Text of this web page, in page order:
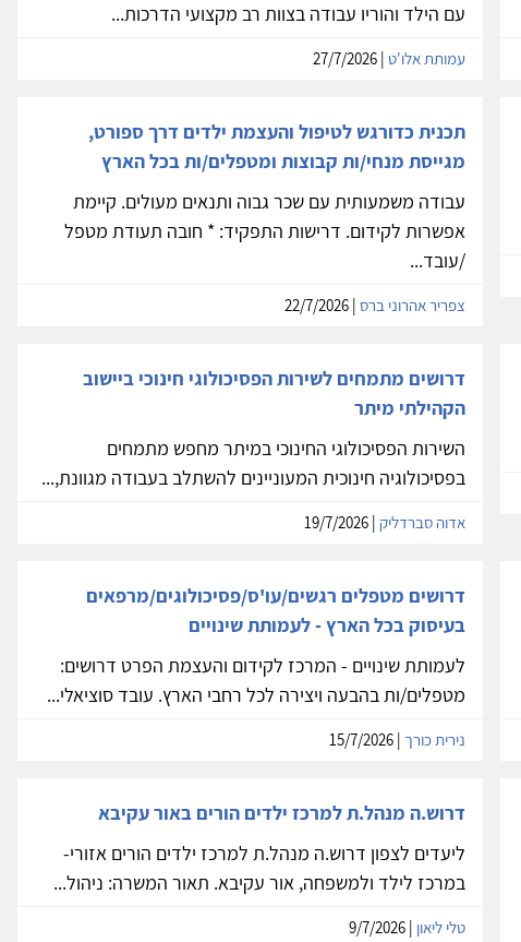
עם הילד והוריו עבודה בצוות רב מקצועי הדרכות...
עמותת אלו'ט | 27/7/2026
תכנית כדורגש לטיפול והעצמת ילדים דרך ספורט,
מגייסת מנחי/ות קבוצות ומטפלים/ות בכל הארץ
עבודה משמעותית עם שכר גבוה ותנאים מעולים. קיימת
אפשרות לקידום. דרישות התפקיד: * חובה תעודת מטפל
/עובד...
צפריר אהרוני ברס | 22/7/2026
דרושים מתמחים לשירות הפסיכולוגי חינוכי ביישוב
הקהילתי מיתר
השירות הפסיכולוגי החינוכי במיתר מחפש מתמחים
בפסיכולוגיה חינוכית המעוניינים להשתלב בעבודה מגוונת,...
אדוה סברדליק | 19/7/2026
דרושים מטפלים רגשים/עו'ס/פסיכולוגים/מרפאים
בעיסוק בכל הארץ - לעמותת שינויים
לעמותת שינויים - המרכז לקידום והעצמת הפרט דרושים:
מטפלים/ות בהבעה ויצירה לכל רחבי הארץ. עובד סוציאלי...
נירית כורך | 15/7/2026
דרוש.ה מנהל.ת למרכז ילדים הורים באור עקיבא
ליעדים לצפון דרוש.ה מנהל.ת למרכז ילדים הורים אזורי-
במרכז לילד ולמשפחה, אור עקיבא. תאור המשרה: ניהול...
טלי ליאון | 9/7/2026